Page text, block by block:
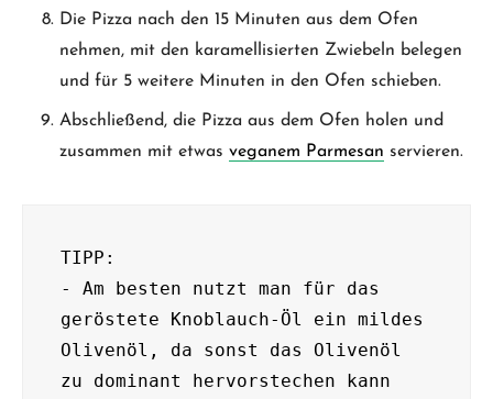
Die Pizza nach den 15 Minuten aus dem Ofen
nehmen, mit den karamellisierten Zwiebeln belegen
und für 5 weitere Minuten in den Ofen schieben.
Abschließend, die Pizza aus dem Ofen holen und
zusammen mit etwas veganem Parmesan servieren.
TIPP:
- Am besten nutzt man für das
geröstete Knoblauch-Öl ein mildes
Olivenöl, da sonst das Olivenöl
zu dominant hervorstechen kann